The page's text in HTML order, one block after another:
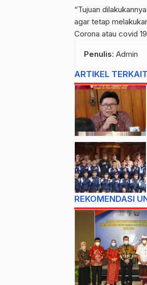
“Tujuan
agar tetap
Corona atau covid
Penulis: Admin
ARTIKEL TERKAIT
REKOMENDASI